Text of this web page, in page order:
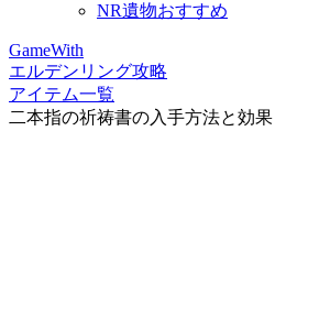
NR遺物おすすめ
GameWith
エルデンリング攻略
アイテム一覧
二本指の祈祷書の入手方法と効果